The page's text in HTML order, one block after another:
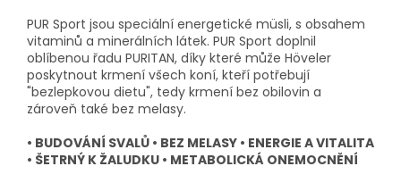
PUR Sport jsou speciální energetické müsli, s obsahem
vitaminů a minerálních látek. PUR Sport doplnil
oblíbenou řadu PURITAN, díky které může Höveler
poskytnout krmení všech koní, kteří potřebují
"bezlepkovou dietu", tedy krmení bez obilovin a
zároveň také bez melasy.
• BUDOVÁNÍ SVALŮ • BEZ MELASY • ENERGIE A VITALITA
• ŠETRNÝ K ŽALUDKU • METABOLICKÁ ONEMOCNĚNÍ